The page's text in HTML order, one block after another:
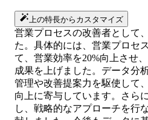
上の特長からカスタマイズ
営業プロセスの改善者として
た。具体的には、営業プロセ
て、営業効率を20%向上させ
成果を上げました。データ分
管理や改善提案力を駆使して
向上に寄与しています。さら
し、戦略的なアプローチを行